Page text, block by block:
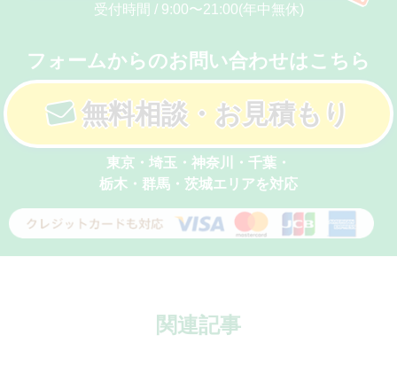
受付時間 / 9:00〜21:00(年中無休)
フォームからのお問い合わせはこちら
無料相談・お見積もり
東京・埼玉・神奈川・千葉・
栃木・群馬・茨城エリアを対応
関連記事